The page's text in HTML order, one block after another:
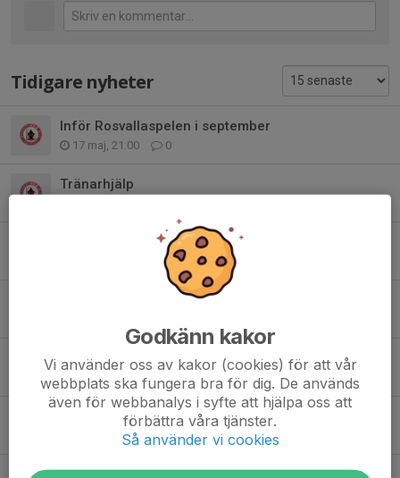
Tidigare nyheter
Inför Rosvallaspelen i september
17 maj, 21:00 0
Tränarhjälp
Vintersportspelen - uppdatering och påminnelse
0
Inför Vintersportspelen 7 mars - påminnelse
Tränaraktivtet 7/2
20 dec 2025
Inför Vintersportspelen 2026
17 dec 2025 0
Information till ledare inför klubbmästerskapet
Godkänn kakor
Vi använder oss av kakor (cookies) för att vår
webbplats ska fungera bra för dig. De används
även för webbanalys i syfte att hjälpa oss att
förbättra våra tjänster.
Så använder vi cookies